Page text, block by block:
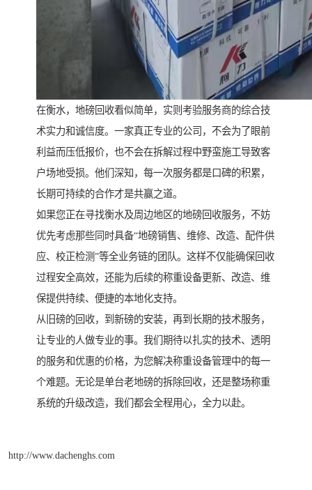
在衡水，地磅回收看似简单，实则考验服务商的综合技
术实力和诚信度。一家真正专业的公司，不会为了眼前
利益而压低报价，也不会在拆解过程中野蛮施工导致客
户场地受损。他们深知，每一次服务都是口碑的积累，
长期可持续的合作才是共赢之道。
如果您正在寻找衡水及周边地区的地磅回收服务，不妨
优先考虑那些同时具备“地磅销售、维修、改造、配件供
应、校正检测”等全业务链的团队。这样不仅能确保回收
过程安全高效，还能为后续的称重设备更新、改造、维
保提供持续、便捷的本地化支持。
从旧磅的回收，到新磅的安装，再到长期的技术服务，
让专业的人做专业的事。我们期待以扎实的技术、透明
的服务和优惠的价格，为您解决称重设备管理中的每一
个难题。无论是单台老地磅的拆除回收，还是整场称重
系统的升级改造，我们都会全程用心，全力以赴。
http://www.dachenghs.com